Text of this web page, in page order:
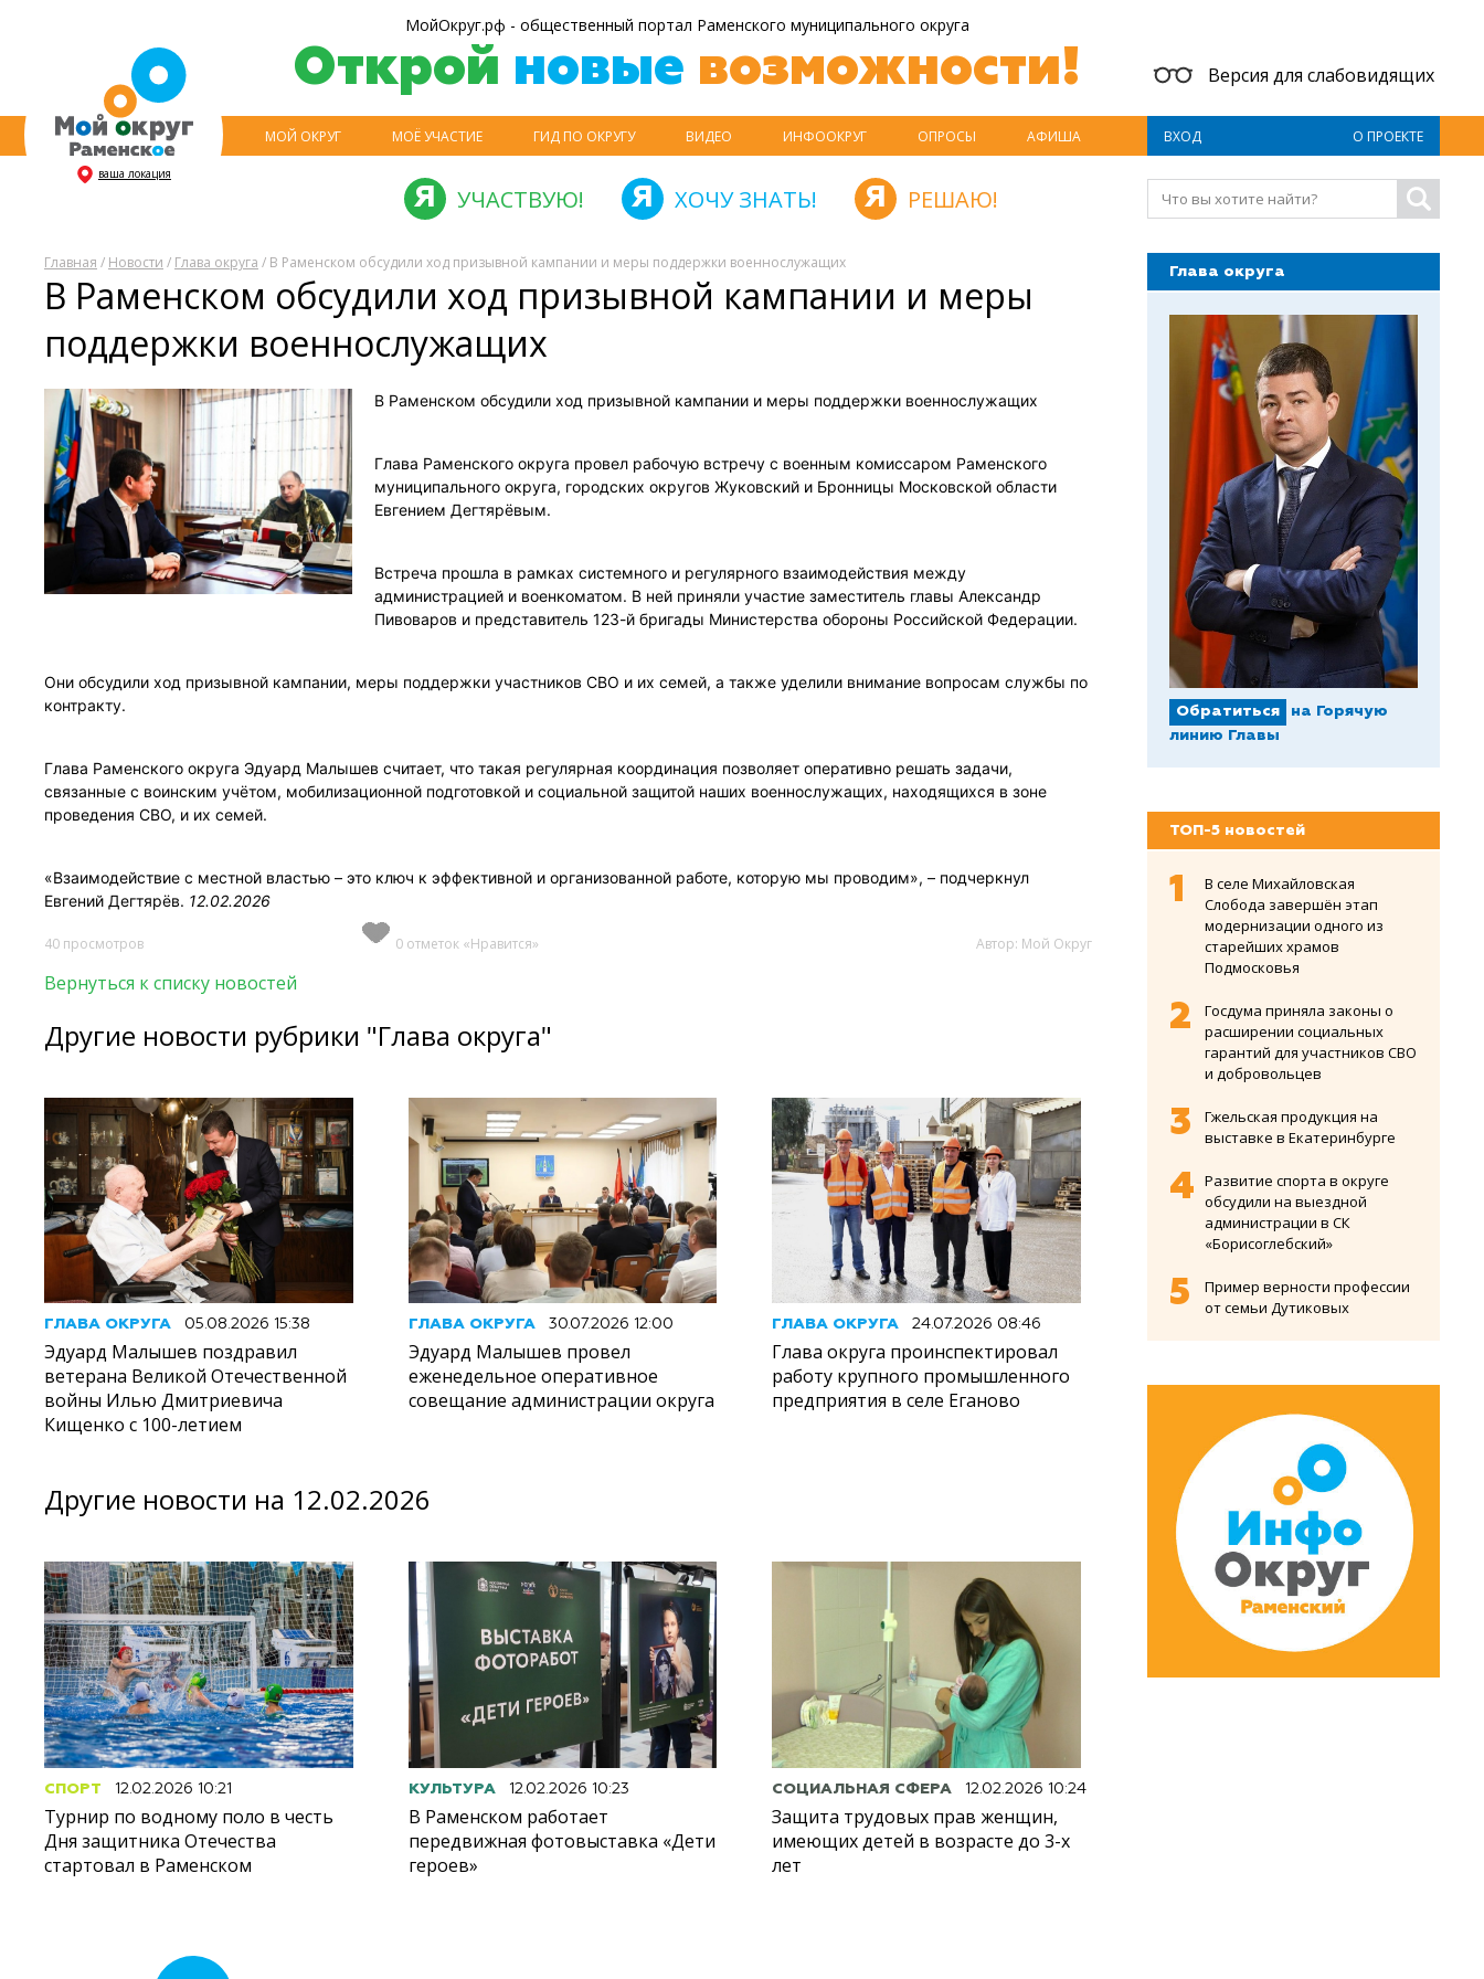
ваша локация
МойОкруг.рф - общественный портал Раменского муниципального округа
Открой новые возможности! Версия для слабовидящих
МОЙ ОКРУГ МОЁ УЧАСТИЕ ГИД ПО ОКРУГУ ВИДЕО ИНФООКРУГ ОПРОСЫ АФИША ВХОД О ПРОЕКТЕ
УЧАСТВУЮ! ХОЧУ ЗНАТЬ! РЕШАЮ!
Главная / Новости / Глава округа / В Раменском обсудили ход призывной кампании и меры поддержки военнослужащих
В Раменском обсудили ход призывной кампании и меры
поддержки военнослужащих
В Раменском обсудили ход призывной кампании и меры поддержки военнослужащих
Глава Раменского округа провел рабочую встречу с военным комиссаром Раменского
муниципального округа, городских округов Жуковский и Бронницы Московской области
Евгением Дегтярёвым.
Встреча прошла в рамках системного и регулярного взаимодействия между
администрацией и военкоматом. В ней приняли участие заместитель главы Александр
Пивоваров и представитель 123-й бригады Министерства обороны Российской Федерации.
Они обсудили ход призывной кампании, меры поддержки участников СВО и их семей, а также уделили внимание вопросам службы по
контракту.
Глава Раменского округа Эдуард Малышев считает, что такая регулярная координация позволяет оперативно решать задачи,
связанные с воинским учётом, мобилизационной подготовкой и социальной защитой наших военнослужащих, находящихся в зоне
проведения СВО, и их семей.
«Взаимодействие с местной властью – это ключ к эффективной и организованной работе, которую мы проводим», – подчеркнул
Евгений Дегтярёв. 12.02.2026
40 просмотров 0 отметок «Нравится» Автор: Мой Округ
Вернуться к списку новостей
Другие новости рубрики "Глава округа"
ГЛАВА ОКРУГА 05.08.2026 15:38
Эдуард Малышев поздравил
ветерана Великой Отечественной
войны Илью Дмитриевича
Кищенко с 100-летием
ГЛАВА ОКРУГА 30.07.2026 12:00
Эдуард Малышев провел
еженедельное оперативное
совещание администрации округа
ГЛАВА ОКРУГА 24.07.2026 08:46
Глава округа проинспектировал
работу крупного промышленного
предприятия в селе Еганово
Другие новости на 12.02.2026
СПОРТ 12.02.2026 10:21
Турнир по водному поло в честь
Дня защитника Отечества
стартовал в Раменском
КУЛЬТУРА 12.02.2026 10:23
В Раменском работает
передвижная фотовыставка «Дети
героев»
СОЦИАЛЬНАЯ СФЕРА 12.02.2026 10:24
Защита трудовых прав женщин,
имеющих детей в возрасте до 3-х
лет
Глава округа
Обратиться
на Горячую
линию Главы
ТОП-5 новостей
В селе Михайловская
Слобода завершён этап
модернизации одного из
старейших храмов
Подмосковья
Госдума приняла законы о
расширении социальных
гарантий для участников СВО
и добровольцев
Гжельская продукция на
выставке в Екатеринбурге
Развитие спорта в округе
обсудили на выездной
администрации в СК
«Борисоглебский»
Пример верности профессии
от семьи Дутиковых